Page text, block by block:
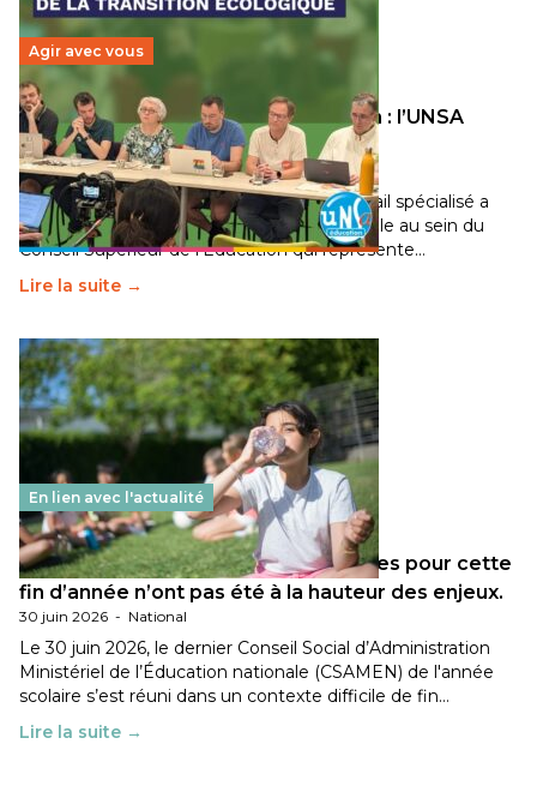
Agir avec vous
Transition écologique de l’éducation : l’UNSA
Éducation fait bouger les lignes
30 juin 2026-National
Pendant plusieurs mois, un groupe de travail spécialisé a
travaillé sur la transition écologique de l’Ecole au sein du
Conseil Supérieur de l’Éducation qui représente…
Lire la suite →
En lien avec l'actualité
Les décisions ministérielles attendues pour cette
fin d’année n’ont pas été à la hauteur des enjeux.
30 juin 2026 - National
Le 30 juin 2026, le dernier Conseil Social d’Administration
Ministériel de l’Éducation nationale (CSAMEN) de l'année
scolaire s’est réuni dans un contexte difficile de fin…
Lire la suite →